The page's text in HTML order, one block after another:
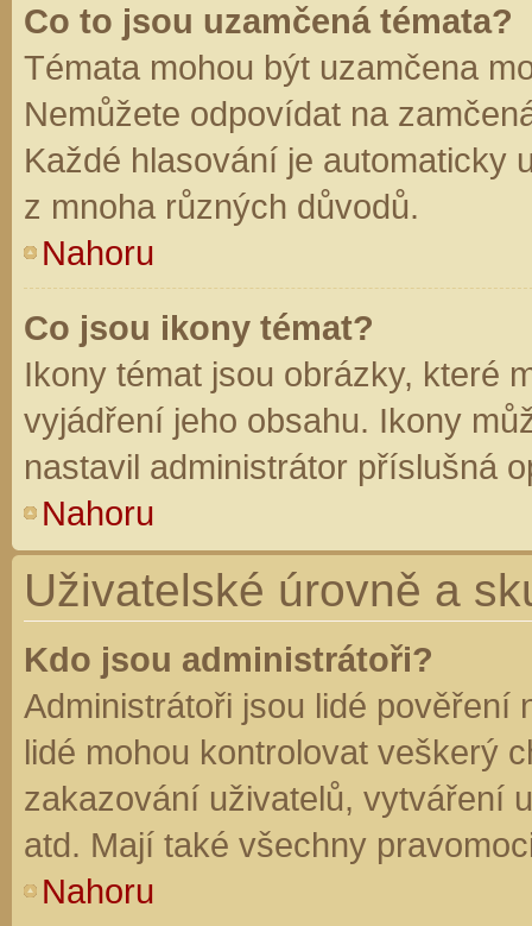
Co to jsou uzamčená témata?
Témata mohou být uzamčena
Nemůžete odpovídat na
Každé hlasování je automaticky
z mnoha různých důvodů.
Nahoru
Co jsou ikony témat?
Ikony témat jsou obrázky, které
vyjádření jeho obsahu. Ikony
nastavil administrátor příslušná
Nahoru
Uživatelské úrovně a
Kdo jsou administrátoři?
Administrátoři jsou lidé pověření
lidé mohou kontrolovat veškerý
zakazování uživatelů, vytváření
atd. Mají také všechny
Nahoru